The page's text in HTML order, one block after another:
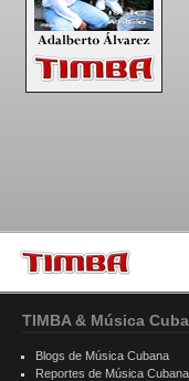
TIMBA & Música
Blogs de Música Cubana
Reportes de Música Cubana